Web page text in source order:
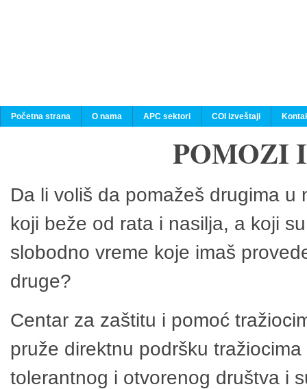
Početna strana O nama APC sektori COI izveštaji
POMOZI
Da li voliš da pomažeš drugima
koji beže od rata i nasilja, a koji
slobodno vreme koje imaš
druge?
Centar za zaštitu i pomoć
pruže direktnu podršku
tolerantnog i otvorenog društva i